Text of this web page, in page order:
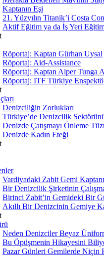
Kaptanın Eşi
21. Yüzyılın Titanik’i Costa
Aktif Eğitim ya da İş Yeri
Röportaj: Kaptan Gürhan Uysal
Röportaj: Aid-Assistance
Röportaj: Kaptan Alper Tunga
Röportaj: ITF Türkiye
Denizciliğin Zorlukları
Türkiye’de Denizcilik
Denizde Çatışmayı Önleme
Denizde Kadın Eteği
Vardiyadaki Zabit Gemi
Bir Denizcilik Şirketinin
Birinci Zabit’in Gemideki Bir
Akıllı Bir Denizcinin Gemiye
Neden Denizciler Beyaz
Bu Öpüşmenin Hikayesini
Pazar Günleri Gemilerde Niçin